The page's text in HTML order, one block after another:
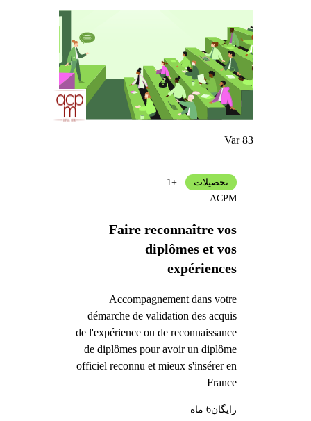
Var 83
Faire reconnaître vos
diplômes et vos
expériences
Accompagnement dans votre
démarche de validation des acquis
de l'expérience ou de reconnaissance
de diplômes pour avoir un diplôme
officiel reconnu et mieux s'insérer en
France
تحصیلات
+1
ACPM
رایگان6 ماه